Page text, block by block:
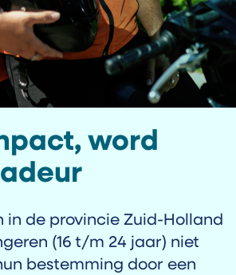
word
in de provincie Zuid-Holland
(16 t/m 24 jaar) niet
bestemming door een